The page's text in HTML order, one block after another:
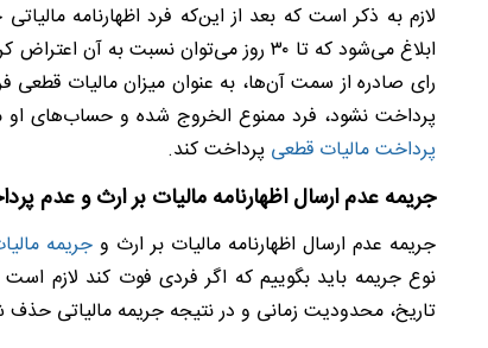
لازم به ذکر است که بعد از این‌که فرد اظهارنامه
ابلاغ می‌شود که تا ۳۰ روز می‌توان نسبت
رای صادره از سمت آن‌ها، به‌ عنوان میزان مالیات
پرداخت نشود، فرد ممنوع‌ الخروج شده و حساب‌های او
پرداخت مالیات قطعی پرداخت کند.
جریمه عدم ارسال اظهارنامه مالیات بر ارث و عدم
جریمه عدم ارسال اظهارنامه مالیات بر ارث و جریمه
نوع جریمه باید بگوییم که اگر فردی فوت کند لازم است
تاریخ، محدودیت زمانی و در نتیجه جریمه مالیاتی